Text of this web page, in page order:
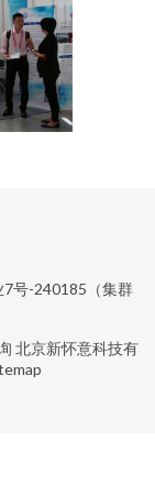
号-240185（集群
北京新怀意科技有